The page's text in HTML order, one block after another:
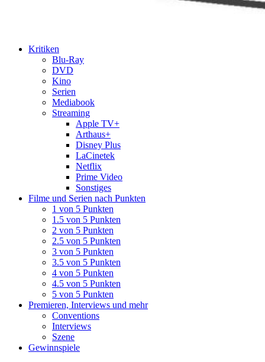
Kritiken
Blu-Ray
DVD
Kino
Serien
Mediabook
Streaming
Apple TV+
Arthaus+
Disney Plus
LaCinetek
Netflix
Prime Video
Sonstiges
Filme und Serien nach Punkten
1 von 5 Punkten
1.5 von 5 Punkten
2 von 5 Punkten
2.5 von 5 Punkten
3 von 5 Punkten
3.5 von 5 Punkten
4 von 5 Punkten
4.5 von 5 Punkten
5 von 5 Punkten
Premieren, Interviews und mehr
Conventions
Interviews
Szene
Gewinnspiele